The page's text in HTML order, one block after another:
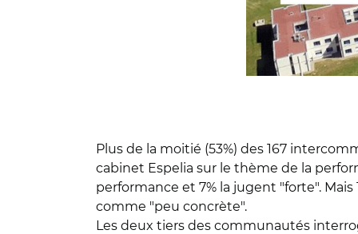
Plus de la moitié (53%) des 167
cabinet Espelia sur le thème de la
performance et 7% la jugent "forte".
comme "peu concrète".
Les deux tiers des communautés